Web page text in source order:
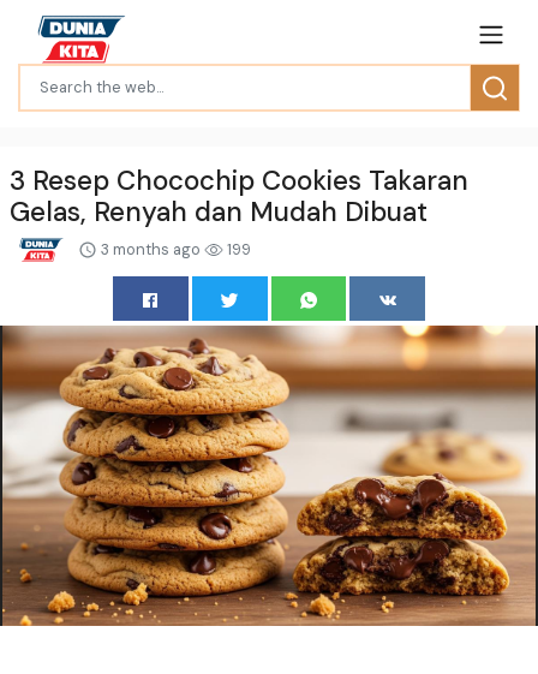
3 Resep Chocochip Cookies Takaran
Gelas, Renyah dan Mudah Dibuat
3 months ago 199